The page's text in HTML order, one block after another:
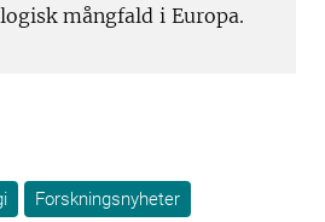
mångfald i Europa.
Forskningsnyheter